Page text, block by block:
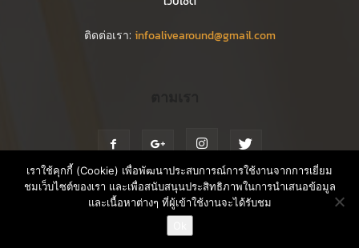
ติดต่อเรา: infoalivearound@gmail.com
Blog Contact us Rate Card
© Copyright © 2018 AliveAround.com All Right Reserved.
เราใช้คุกกี้ (Cookie) เพื่อพัฒนาประสบการณ์การใช้งานจากการเยี่ยม
ชมเว็บไซต์ของเรา และเพื่อสนับสนุนประสิทธิภาพในการนำเสนอข้อมูล
และเนื้อหาต่างๆ ที่ผู้เข้าใช้งานจะได้รับชม
ติดต่อขอ Rate Card